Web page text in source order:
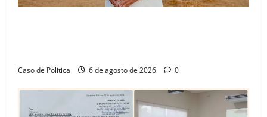
Caso de Politica 6 de agosto de 2026 0